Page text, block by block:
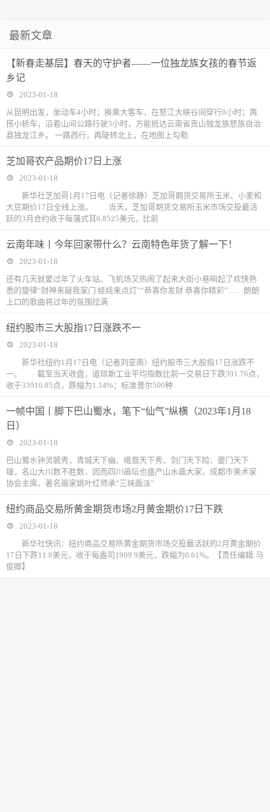
最新文章
【新春走基层】春天的守护者——一位独龙族女孩的春节返
乡记
2023-01-18
从昆明出发，坐动车4小时；换乘大客车，在怒江大峡谷间穿行8小时；再
搭小轿车，沿着山间公路行驶3小时，方能抵达云南省贡山独龙族怒族自治
县独龙江乡。 一路西行，再陡转北上，在地图上勾勒
芝加哥农产品期价17日上涨
2023-01-18
新华社芝加哥1月17日电（记者徐静）芝加哥期货交易所玉米、小麦和
大豆期价17日全线上涨。 当天，芝加哥期货交易所玉米市场交投最活
跃的3月合约收于每蒲式耳6.8525美元，比前
云南年味丨今年回家带什么？云南特色年货了解一下！
2023-01-18
还有几天就要过年了火车站、飞机场又热闹了起来大街小巷响起了欢快熟
悉的旋律“财神来敲我家门 娃娃来点灯”“恭喜你发财 恭喜你精彩”……朗朗
上口的歌曲将过年的氛围拉满
纽约股市三大股指17日涨跌不一
2023-01-18
新华社纽约1月17日电（记者刘亚南）纽约股市三大股指17日涨跌不
一。 截至当天收盘，道琼斯工业平均指数比前一交易日下跌391.76点，
收于33910.85点，跌幅为1.14%；标准普尔500种
一帧中国丨脚下巴山蜀水，笔下“仙气”纵横（2023年1月18
日）
2023-01-18
巴山蜀水钟灵毓秀，青城天下幽、峨眉天下秀、剑门天下险、夔门天下
雄，名山大川数不胜数，因而四川画坛也盛产山水画大家。成都市美术家
协会主席、著名画家姚叶红师承“三峡画派”
纽约商品交易所黄金期货市场2月黄金期价17日下跌
2023-01-18
新华社快讯：纽约商品交易所黄金期货市场交投最活跃的2月黄金期价
17日下跌11.8美元，收于每盎司1909.9美元，跌幅为0.61%。【责任编辑:马
俊卿】